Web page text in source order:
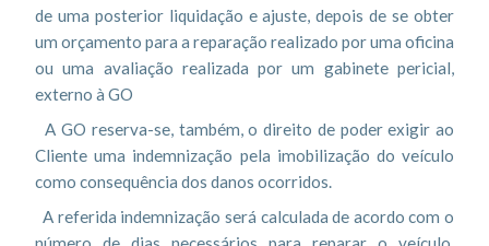
de uma posterior liquidação e ajuste, depois de se obter
um orçamento para a reparação realizado por uma oficina
ou uma avaliação realizada por um gabinete pericial,
externo à GO
A GO reserva-se, também, o direito de poder exigir ao
Cliente uma indemnização pela imobilização do veículo
como consequência dos danos ocorridos.
A referida indemnização será calculada de acordo com o